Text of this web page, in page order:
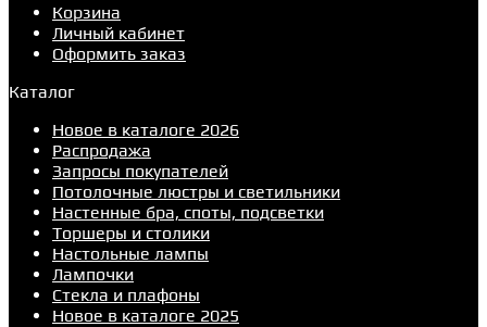
Корзина
Личный кабинет
Оформить заказ
Каталог
Новое в каталоге 2026
Распродажа
Запросы покупателей
Потолочные люстры и светильники
Настенные бра, споты, подсветки
Торшеры и столики
Настольные лампы
Лампочки
Стекла и плафоны
Новое в каталоге 2025